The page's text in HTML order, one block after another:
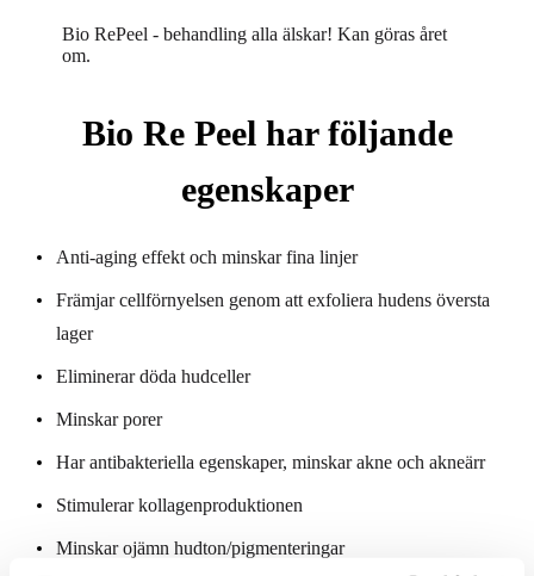
Bio RePeel - behandling alla älskar! Kan göras året
om.
Bio Re Peel har följande
egenskaper
Anti-aging effekt och minskar fina linjer
Främjar cellförnyelsen genom att exfoliera hudens översta
lager
Eliminerar döda hudceller
Minskar porer
Har antibakteriella egenskaper, minskar akne och akneärr
Stimulerar kollagenproduktionen
Minskar ojämn hudton/pigmenteringar